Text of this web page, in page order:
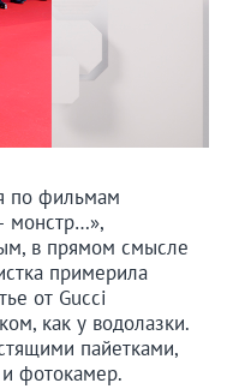
по фильмам
монстр…»,
в прямом смысле
примерила
от Gucci
как у водолазки.
пайетками,
фотокамер.